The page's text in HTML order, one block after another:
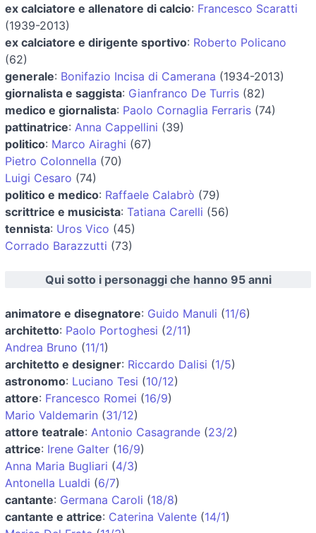
ex calciatore e allenatore di calcio: Francesco Scaratti
(1939-2013)
ex calciatore e dirigente sportivo: Roberto Policano
(62)
generale: Bonifazio Incisa di Camerana (1934-2013)
giornalista e saggista: Gianfranco De Turris (82)
medico e giornalista: Paolo Cornaglia Ferraris (74)
pattinatrice: Anna Cappellini (39)
politico: Marco Airaghi (67)
Pietro Colonnella (70)
Luigi Cesaro (74)
politico e medico: Raffaele Calabrò (79)
scrittrice e musicista: Tatiana Carelli (56)
tennista: Uros Vico (45)
Corrado Barazzutti (73)
Qui sotto i personaggi che hanno 95 anni
animatore e disegnatore: Guido Manuli (11/6)
architetto: Paolo Portoghesi (2/11)
Andrea Bruno (11/1)
architetto e designer: Riccardo Dalisi (1/5)
astronomo: Luciano Tesi (10/12)
attore: Francesco Romei (16/9)
Mario Valdemarin (31/12)
attore teatrale: Antonio Casagrande (23/2)
attrice: Irene Galter (16/9)
Anna Maria Bugliari (4/3)
Antonella Lualdi (6/7)
cantante: Germana Caroli (18/8)
cantante e attrice: Caterina Valente (14/1)